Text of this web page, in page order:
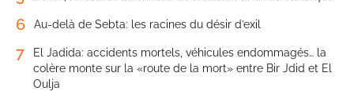
6 Au-delà de Sebta: les racines du désir d’exil
7
El Jadida: accidents mortels, véhicules endommagés… la
colère monte sur la «route de la mort» entre Bir Jdid et El
Oulja